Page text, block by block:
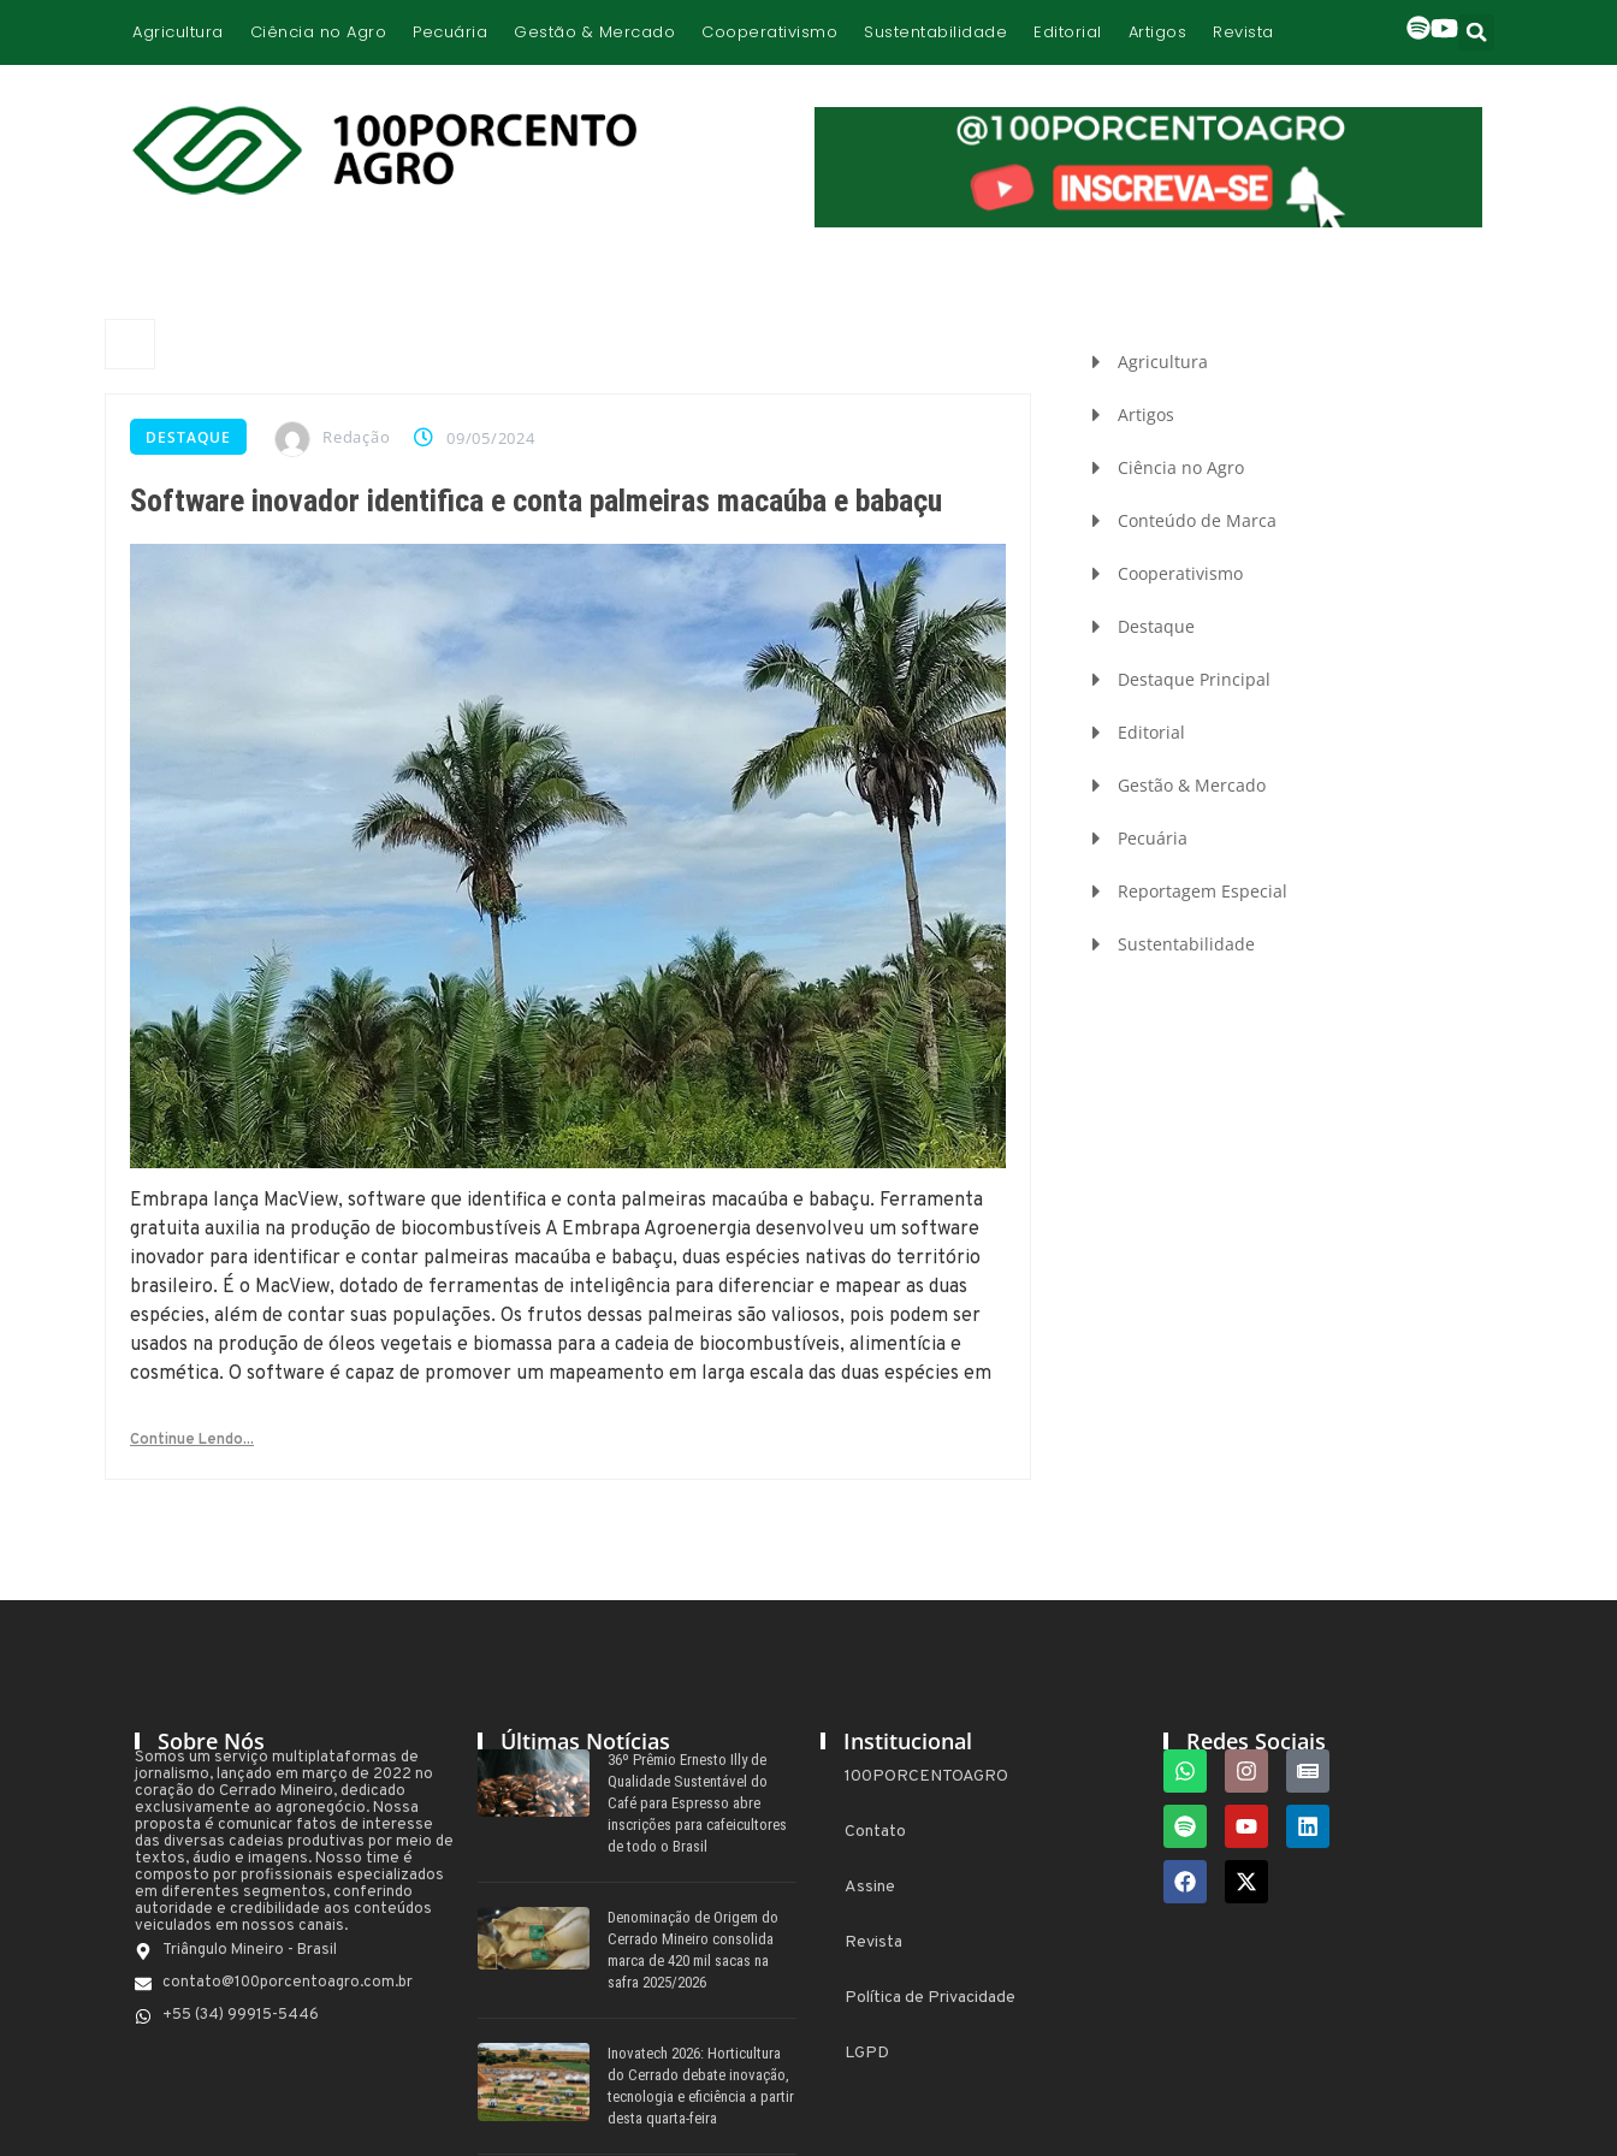
Agricultura Ciência no Agro Pecuária Gestão & Mercado Cooperativismo Sustentabilidade Editorial Artigos Revista
DESTAQUE Redação 09/05/2024
Software inovador identifica e conta palmeiras macaúba e babaçu
Embrapa lança MacView, software que identifica e conta palmeiras macaúba e babaçu. Ferramenta
gratuita auxilia na produção de biocombustíveis A Embrapa Agroenergia desenvolveu um software
inovador para identificar e contar palmeiras macaúba e babaçu, duas espécies nativas do território
brasileiro. É o MacView, dotado de ferramentas de inteligência para diferenciar e mapear as duas
espécies, além de contar suas populações. Os frutos dessas palmeiras são valiosos, pois podem ser
usados na produção de óleos vegetais e biomassa para a cadeia de biocombustíveis, alimentícia e
cosmética. O software é capaz de promover um mapeamento em larga escala das duas espécies em
Continue Lendo...
Agricultura
Artigos
Ciência no Agro
Conteúdo de Marca
Cooperativismo
Destaque
Destaque Principal
Editorial
Gestão & Mercado
Pecuária
Reportagem Especial
Sustentabilidade
Sobre Nós
Somos um serviço multiplataformas de
jornalismo, lançado em março de 2022 no
coração do Cerrado Mineiro, dedicado
exclusivamente ao agronegócio. Nossa
proposta é comunicar fatos de interesse
das diversas cadeias produtivas por meio de
textos, áudio e imagens. Nosso time é
composto por profissionais especializados
em diferentes segmentos, conferindo
autoridade e credibilidade aos conteúdos
veiculados em nossos canais.
Triângulo Mineiro - Brasil
contato@100porcentoagro.com.br
+55 (34) 99915-5446
Últimas Notícias
36º Prêmio Ernesto Illy de
Qualidade Sustentável do
Café para Espresso abre
inscrições para cafeicultores
de todo o Brasil
Denominação de Origem do
Cerrado Mineiro consolida
marca de 420 mil sacas na
safra 2025/2026
Inovatech 2026: Horticultura
do Cerrado debate inovação,
tecnologia e eficiência a partir
desta quarta-feira
Institucional
100PORCENTOAGRO
Contato
Assine
Revista
Política de Privacidade
LGPD
Redes Sociais